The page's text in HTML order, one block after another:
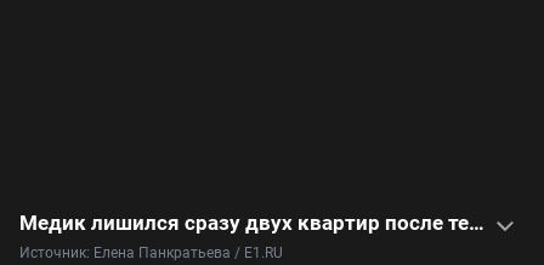
Медик лишился сразу двух квартир после телефонного звонка: видео
Источник: Елена Панкратьева / E1.RU